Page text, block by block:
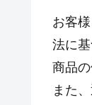
お客
法に
商品
また